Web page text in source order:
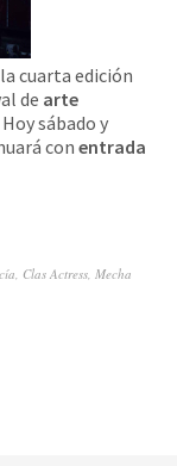
cuarta edición
de arte
Hoy sábado y
con entrada
Clas Actress Mecha